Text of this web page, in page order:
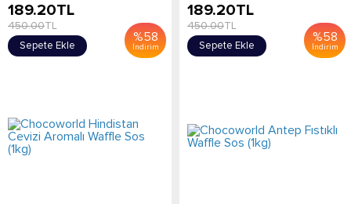
%58
İndirim
189.20TL
450.00TL
Sepete Ekle
%58
İndirim
189.20TL
450.00TL
Sepete Ekle